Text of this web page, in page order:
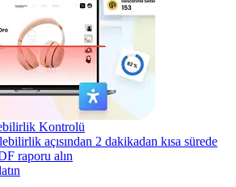
Kontrolü
açısından 2 dakikadan kısa sürede
raporu alın